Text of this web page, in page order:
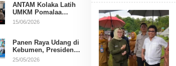
ANTAM Kolaka Latih
UMKM Pomalaa
Kembangkan Produk
15/06/2026
Panen Raya Udang di
Kebumen, Presiden
Prabowo Tekankan
25/05/2026